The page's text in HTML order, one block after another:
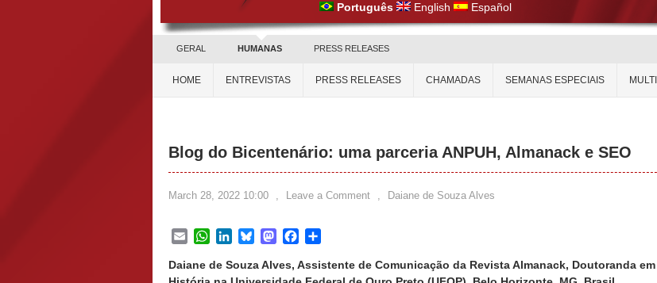
Português English Español
GERAL HUMANAS PRESS RELEASES
HOME ENTREVISTAS PRESS RELEASES CHAMADAS SEMANAS ESPECIAIS
Blog do Bicentenário: uma parceria ANPUH, Almanack e SEO
March 28, 2022 10:00 , Leave a Comment , Daiane de Souza Alves
EmailWhatsApp
LinkedInBlueskyMastodonFacebook
Daiane de Souza Alves, Assistente de Comunicação da Revista Almanack, Doutoranda em